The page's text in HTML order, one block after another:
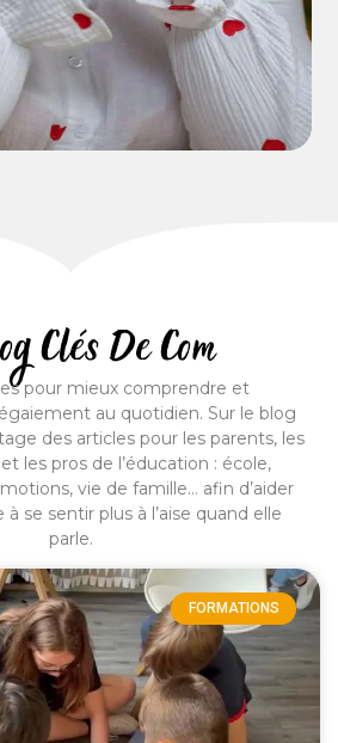
Clés De Com
pour mieux comprendre et
au quotidien. Sur le blog
des articles pour les parents, les
les pros de l’éducation : école,
vie de famille… afin d’aider
se sentir plus à l’aise quand elle
parle.
FORMATIONS